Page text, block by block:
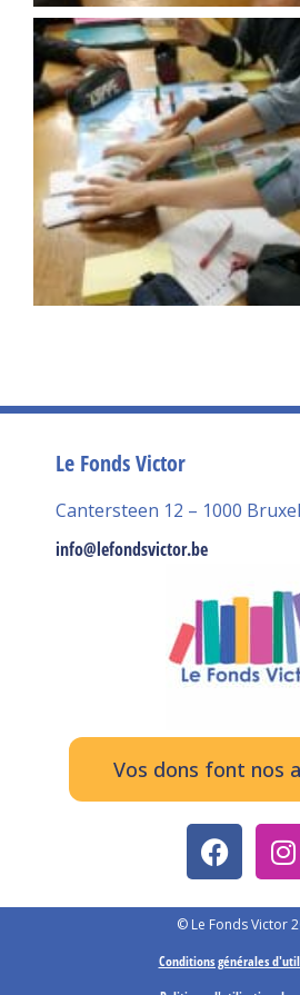
Le Fonds Victor
Cantersteen 12 – 1000
info@lefondsvictor.be
Vos dons font nos
© Le Fonds Victor
Conditions générales